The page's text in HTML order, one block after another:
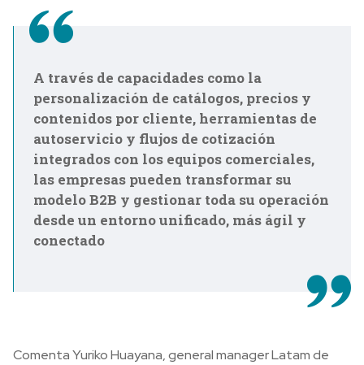
A través de capacidades como la
personalización de catálogos, precios y
contenidos por cliente, herramientas de
autoservicio y flujos de cotización
integrados con los equipos comerciales,
las empresas pueden transformar su
modelo B2B y gestionar toda su operación
desde un entorno unificado, más ágil y
conectado
Comenta Yuriko Huayana, general manager Latam de